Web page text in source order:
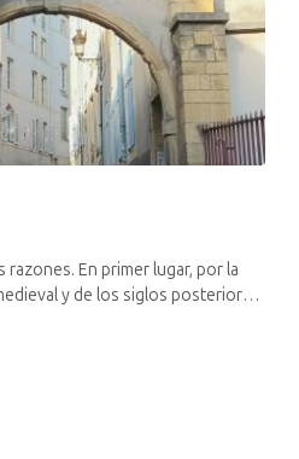
En primer lugar, por la
y de los siglos posteriores,